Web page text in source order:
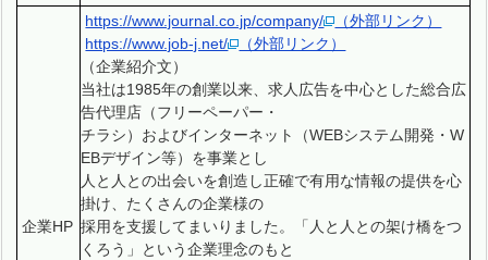
企業HP
https://www.journal.co.jp/company/
（外部リンク）
https://www.job-j.net/
（外部リンク）
（企業紹介文）
当社は1985年の創業以来、求人広告を中心とした総合広
告代理店（フリーペーパー・
チラシ）およびインターネット（WEBシステム開発・W
EBデザイン等）を事業とし
人と人との出会いを創造し正確で有用な情報の提供を心
掛け、たくさんの企業様の
採用を支援してまいりました。「人と人との架け橋をつ
くろう」という企業理念のもと